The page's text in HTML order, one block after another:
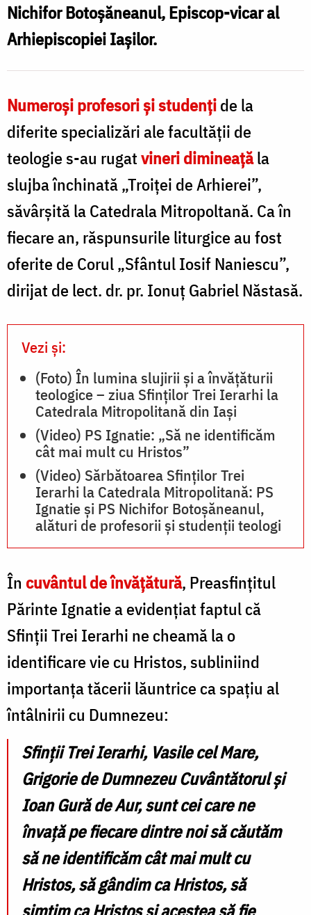
Nichifor Botoșăneanul, Episcop-vicar al
Arhiepiscopiei Iașilor.
Numeroși profesori și studențide la
diferite specializări ale facultății de
teologie s-au rugatvineri dimineațăla
slujba închinată „Troiței de Arhierei”,
săvârșită la Catedrala Mitropoltană. Ca în
fiecare an, răspunsurile liturgice au fost
oferite de Corul „Sfântul Iosif Naniescu”,
dirijat de lect. dr. pr. Ionuț Gabriel Năstasă.
Vezi și:
(Foto) În lumina slujirii și a învățăturii
teologice – ziua Sfinților Trei Ierarhi la
Catedrala Mitropolitană din Iași
(Video) PS Ignatie: „Să ne identificăm
cât mai mult cu Hristos”
(Video) Sărbătoarea Sfinților Trei
Ierarhi la Catedrala Mitropolitană: PS
Ignatie și PS Nichifor Botoșăneanul,
alături de profesorii și studenții teologi
În cuvântul de învățătură, Preasfințitul
Părinte Ignatie a evidențiat faptul că
Sfinții Trei Ierarhi ne cheamă la o
identificare vie cu Hristos, subliniind
importanța tăcerii lăuntrice ca spațiu al
întâlnirii cu Dumnezeu:
Sfinții Trei Ierarhi, Vasile cel Mare,
Grigorie de Dumnezeu Cuvântătorul și
Ioan Gură de Aur, sunt cei care ne
învață pe fiecare dintre noi să căutăm
să ne identificăm cât mai mult cu
Hristos, să gândim ca Hristos, să